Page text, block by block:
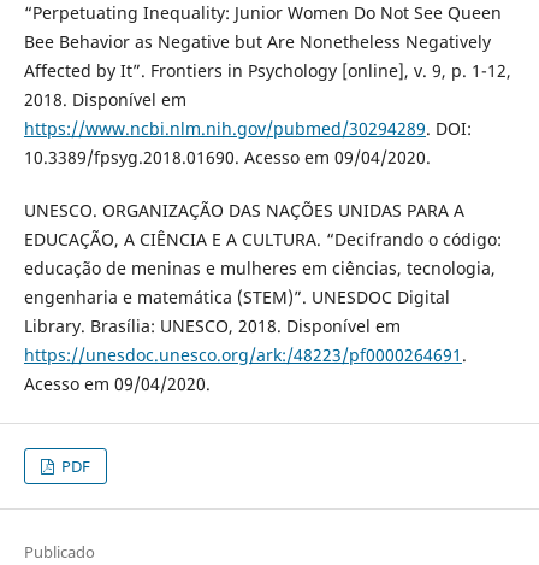
“Perpetuating Inequality: Junior Women Do Not See Queen
Bee Behavior as Negative but Are Nonetheless Negatively
Affected by It”. Frontiers in Psychology [online], v. 9, p. 1-12,
2018. Disponível em
https://www.ncbi.nlm.nih.gov/pubmed/30294289. DOI:
10.3389/fpsyg.2018.01690. Acesso em 09/04/2020.
UNESCO. ORGANIZAÇÃO DAS NAÇÕES UNIDAS PARA A
EDUCAÇÃO, A CIÊNCIA E A CULTURA. “Decifrando o código:
educação de meninas e mulheres em ciências, tecnologia,
engenharia e matemática (STEM)”. UNESDOC Digital
Library. Brasília: UNESCO, 2018. Disponível em
https://unesdoc.unesco.org/ark:/48223/pf0000264691 .
Acesso em 09/04/2020.
PDF
Publicado